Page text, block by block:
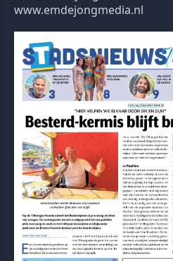
www.emdejongmedia.nl